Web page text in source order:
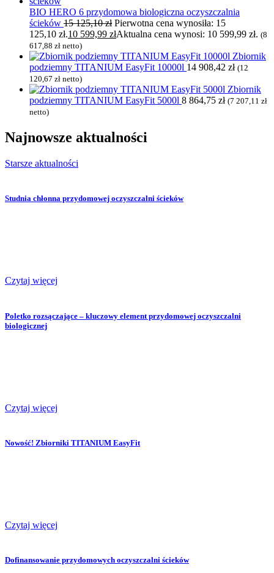
BIO HERO 6 przydomowa biologiczna oczyszczalnia
ścieków 15 125,10zł Pierwotna cena wynosiła: 15
125,10 zł.10 599,99 złAktualna cena wynosi: 10 599,99 zł. (8
617,88 zł netto)
Zbiornik
podziemny TITANIUM EasyFit 10000l 14 908,42 zł (12
120,67 zł netto)
Zbiornik
podziemny TITANIUM EasyFit 5000l 8 864,75 zł (7 207,11 zł
netto)
Najnowsze aktualności
Starsze aktualności
Studnia chłonna przydomowej oczyszczalni ścieków
Czytaj więcej
Poletko rozsączające – kluczowy element przydomowej oczyszczalni
biologicznej
Czytaj więcej
Nowość! Zbiorniki TITANIUM EasyFit
Czytaj więcej
Dofinansowanie przydomowych oczyszczalni ścieków